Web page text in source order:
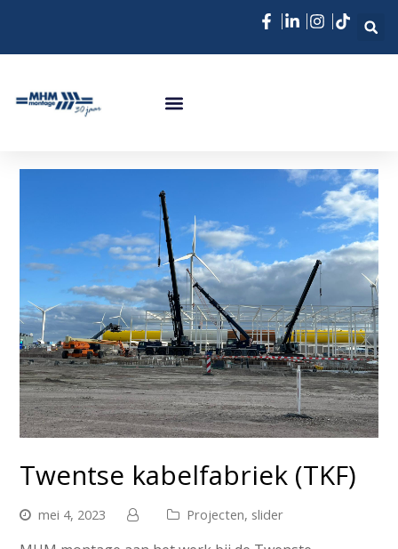
Twentse kabelfabriek (TKF)
mei 4, 2023 Projecten, slider